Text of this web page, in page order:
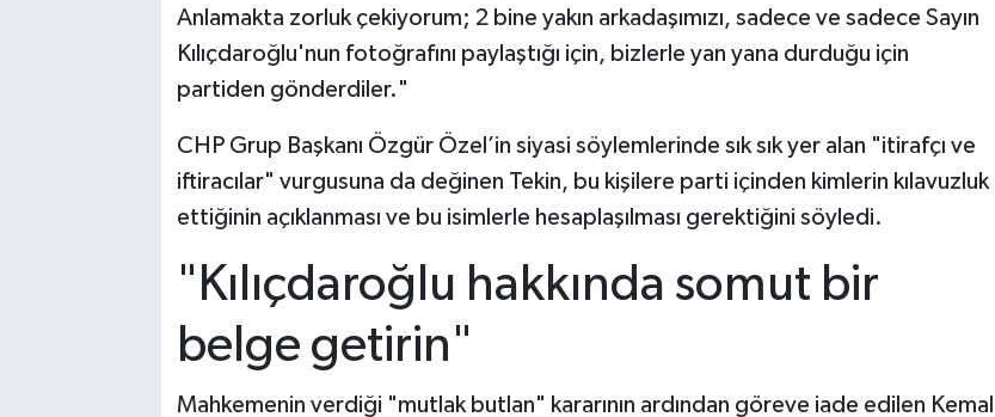
Anlamakta zorluk çekiyorum; 2 bine yakın arkadaşımızı, sadece ve sadece Sayın
Kılıçdaroğlu'nun fotoğrafını paylaştığı için, bizlerle yan yana durduğu için
partiden gönderdiler."
CHP Grup Başkanı Özgür Özel’in siyasi söylemlerinde sık sık yer alan "itirafçı ve
iftiracılar" vurgusuna da değinen Tekin, bu kişilere parti içinden kimlerin kılavuzluk
ettiğinin açıklanması ve bu isimlerle hesaplaşılması gerektiğini söyledi.
"Kılıçdaroğlu hakkında somut bir
belge getirin"
Mahkemenin verdiği "mutlak butlan" kararının ardından göreve iade edilen Kemal